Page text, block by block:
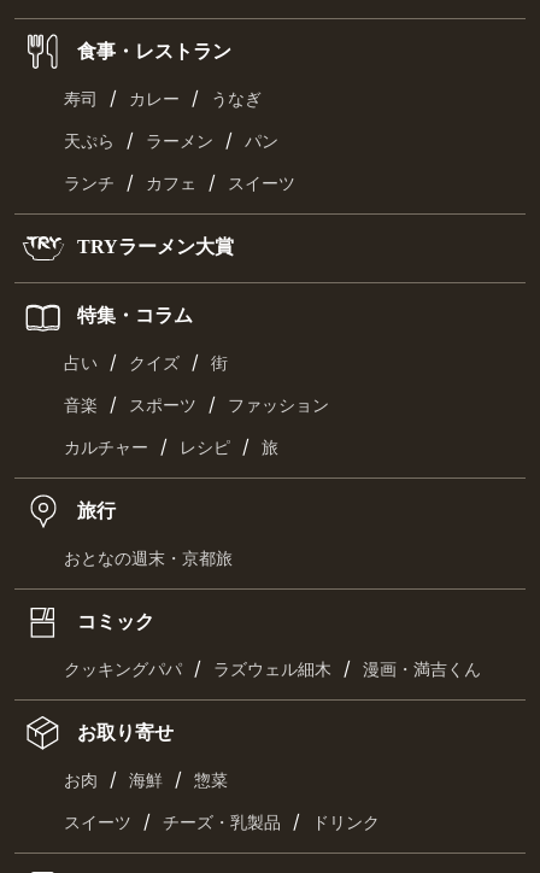
食事・レストラン
寿司 / カレー / うなぎ
天ぷら / ラーメン / パン
ランチ / カフェ / スイーツ
TRYラーメン大賞
特集・コラム
占い / クイズ / 街
音楽 / スポーツ / ファッション
カルチャー / レシピ / 旅
旅行
おとなの週末・京都旅
コミック
クッキングパパ / ラズウェル細木 / 漫画・満吉くん
お取り寄せ
お肉 / 海鮮 / 惣菜
スイーツ / チーズ・乳製品 / ドリンク